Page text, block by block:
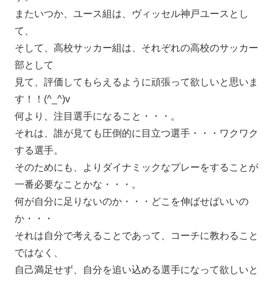
またいつか、ユース組は、ヴィッセル神戸ユースとし
て、
そして、高校サッカー組は、それぞれの高校のサッカー
部として
見て、評価してもらえるように頑張って欲しいと思いま
す！！(^_^)v
何より、注目選手になること・・・。
それは、誰が見ても圧倒的に目立つ選手・・・ワクワク
する選手。
そのためにも、よりダイナミックなプレーをすることが
一番必要なことかな・・・。
何が自分に足りないのか・・・どこを伸ばせばいいの
か・・・
それは自分で考えることであって、コーチに教わること
ではなく、
自己満足せず、自分を追い込める選手になって欲しいと